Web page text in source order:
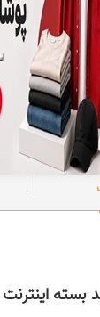
اینترنت